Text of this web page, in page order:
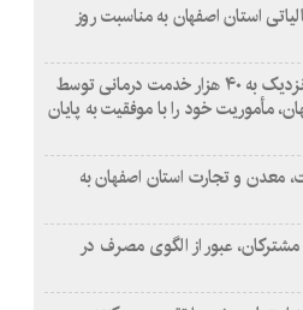
استان اصفهان به مناسبت روز
درمانگاه «نبأ» نجف با ارائه نزدیک به ۴۰ هزار خدمت درمانی توسط
مأموریت خود را با موفقیت به پایان
معدن و تجارت استان اصفهان به
عبور از الگوی مصرف در